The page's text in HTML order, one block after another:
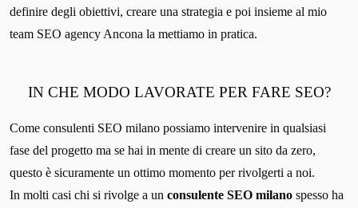
definire degli obiettivi, creare una strategia e poi insieme al mio
team SEO agency Ancona la mettiamo in pratica.
IN CHE MODO LAVORATE PER FARE SEO?
Come consulenti SEO milano possiamo intervenire in qualsiasi
fase del progetto ma se hai in mente di creare un sito da zero,
questo è sicuramente un ottimo momento per rivolgerti a noi.
In molti casi chi si rivolge a un consulente SEO milano spesso ha